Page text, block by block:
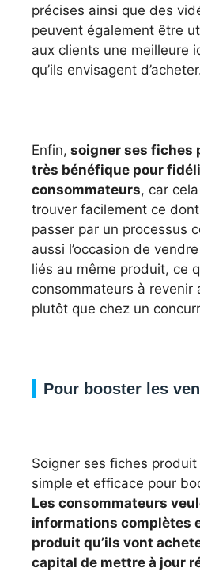
précises ainsi que des
peuvent également être
aux clients une meilleure
qu’ils envisagent
Enfin, soigner ses fiches
très bénéfique pour
consommateurs, car
trouver facilement ce
passer par un processus
aussi l’occasion de
liés au même produit, ce
consommateurs à revenir
plutôt que chez un
Pour booster les
Soigner ses fiches
simple et efficace pour
Les consommateurs
informations complètes
produit qu’ils vont
capital de mettre à jour